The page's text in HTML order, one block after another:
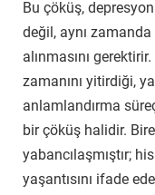
Bu çöküş,
değil, aynı
alınmasını
zamanını yitirdiği,
anlamlandırma
bir çöküş halidir.
yabancılaşmıştır;
yaşantısını ifade